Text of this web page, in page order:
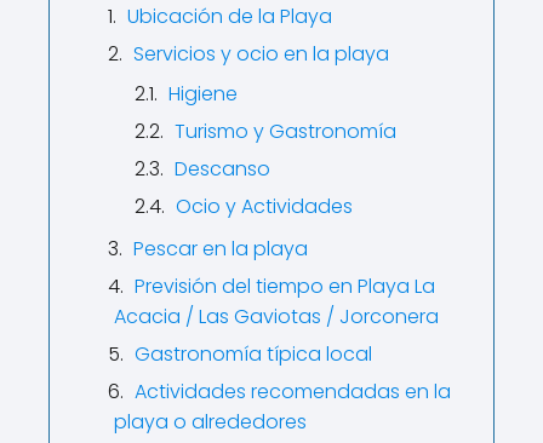
Ubicación de la Playa
Servicios y ocio en la playa
Higiene
Turismo y Gastronomía
Descanso
Ocio y Actividades
Pescar en la playa
Previsión del tiempo en Playa La
Acacia / Las Gaviotas / Jorconera
Gastronomía típica local
Actividades recomendadas en la
playa o alrededores